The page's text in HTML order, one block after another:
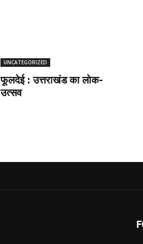
UNCATEGORIZED
फूलदेई : उत्तराखंड का लोक-
उत्सव